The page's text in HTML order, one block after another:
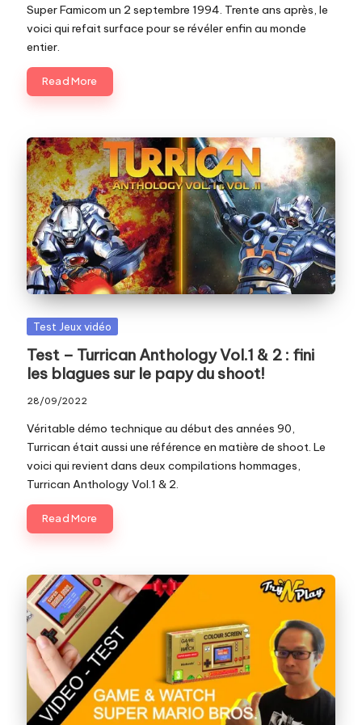
Super Famicom un 2 septembre 1994. Trente ans après, le
voici qui refait surface pour se révéler enfin au monde
entier.
Read More
Posted
Test Jeux vidéo
Test – Turrican Anthology Vol.1 & 2 : fini
les blagues sur le papy du shoot!
28/09/2022
Véritable démo technique au début des années 90,
Turrican était aussi une référence en matière de shoot. Le
voici qui revient dans deux compilations hommages,
Turrican Anthology Vol.1 & 2.
Read More